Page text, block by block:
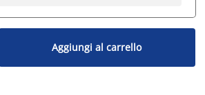
Aggiungi al carrello